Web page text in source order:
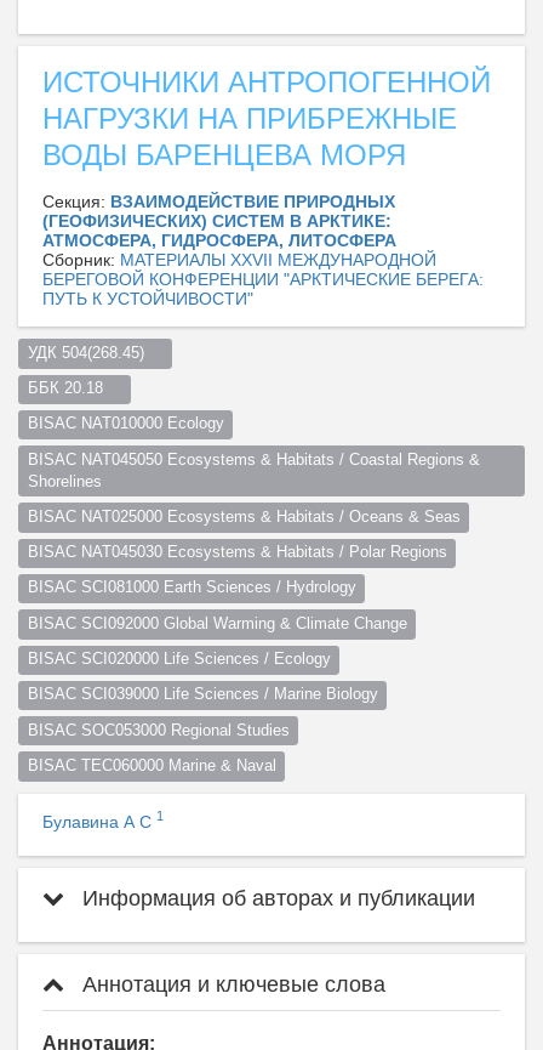
ИСТОЧНИКИ АНТРОПОГЕННОЙ
НАГРУЗКИ НА ПРИБРЕЖНЫЕ
ВОДЫ БАРЕНЦЕВА МОРЯ
Секция: ВЗАИМОДЕЙСТВИЕ ПРИРОДНЫХ
(ГЕОФИЗИЧЕСКИХ) СИСТЕМ В АРКТИКЕ:
АТМОСФЕРА, ГИДРОСФЕРА, ЛИТОСФЕРА
Сборник: МАТЕРИАЛЫ XXVII МЕЖДУНАРОДНОЙ
БЕРЕГОВОЙ КОНФЕРЕНЦИИ "АРКТИЧЕСКИЕ БЕРЕГА:
ПУТЬ К УСТОЙЧИВОСТИ"
УДК 504(268.45)
ББК 20.18
BISAC NAT010000 Ecology
BISAC NAT045050 Ecosystems & Habitats / Coastal Regions &
Shorelines
BISAC NAT025000 Ecosystems & Habitats / Oceans & Seas
BISAC NAT045030 Ecosystems & Habitats / Polar Regions
BISAC SCI081000 Earth Sciences / Hydrology
BISAC SCI092000 Global Warming & Climate Change
BISAC SCI020000 Life Sciences / Ecology
BISAC SCI039000 Life Sciences / Marine Biology
BISAC SOC053000 Regional Studies
BISAC TEC060000 Marine & Naval
Булавина А С 1
Информация об авторах и публикации
Аннотация и ключевые слова
Аннотация: